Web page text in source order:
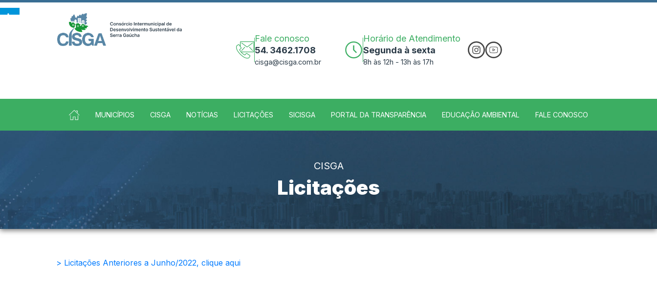
Ir para conteúdo principal
Fale conosco
54. 3462.1708
cisga@cisga.com.br
Horário de Atendimento
Segunda à sexta
8h às 12h - 13h às 17h
MUNICÍPIOS CISGA NOTÍCIAS LICITAÇÕES SICISGA PORTAL DA TRANSPARÊNCIA EDUCAÇÃO AMBIENTAL FALE CONOSCO
CISGA
Licitações
> Licitações Anteriores a Junho/2022, clique aqui